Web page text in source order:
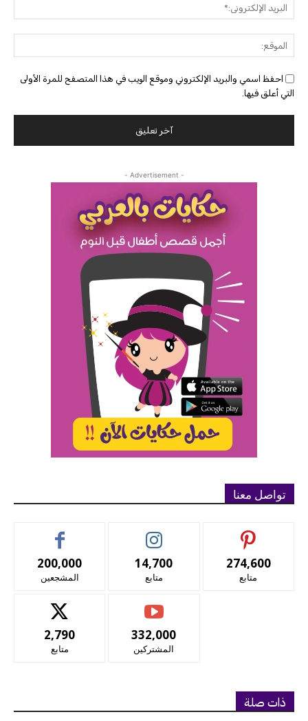
احفظ اسمي والبريد الإلكتروني وموقع الويب في هذا المتصفح للمرة الأولى
التي أعلق فيها.
- Advertisement -
تواصل معنا
200,000
المشجعين
14,700
متابع
274,600
متابع
2,790
متابع
332,000
المشتركين
ذات صلة